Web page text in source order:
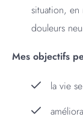
situation, en
douleurs
Mes objectifs
la vie